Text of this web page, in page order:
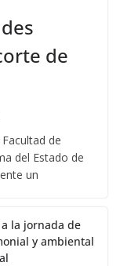
de
de
del Estado de
un
la jornada de
y ambiental